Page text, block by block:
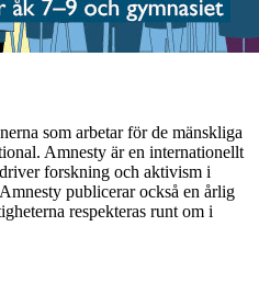
som arbetar för de mänskliga
Amnesty är en internationellt
forskning och aktivism i
publicerar också en årlig
respekteras runt om i